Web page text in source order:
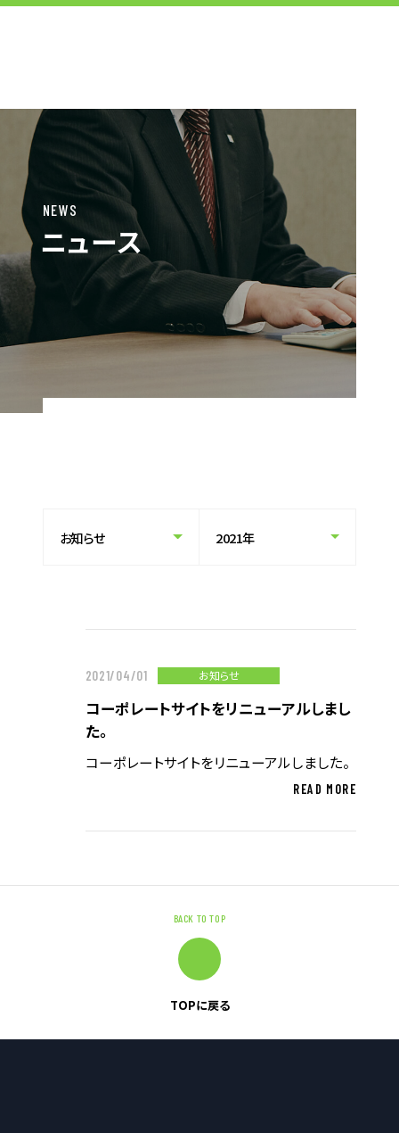
UT東芝株式会社
お仕事をお探しの方へ
企業のご担当者様へ
アウトソーシング
企業理念
電子公告
ニュース
お問い合わせ
NEWS
ニュース
2021/04/01 お知らせ
コーポレートサイトをリニューアルしまし
た。
コーポレートサイトをリニューアルしました。
READ MORE
BACK TO TOP
TOPに戻る